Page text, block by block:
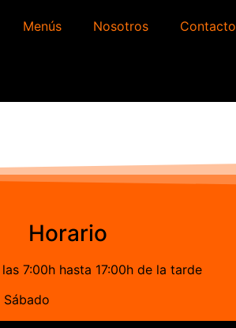
Menús Nosotros Contacto
Horario
7:00h hasta 17:00h de la tarde
Sábado